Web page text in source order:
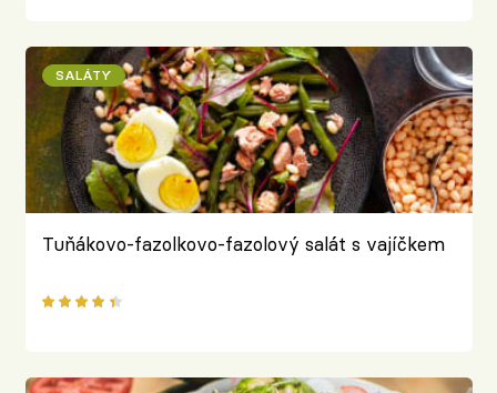
SALÁTY
Tuňákovo-fazolkovo-fazolový salát s vajíčkem